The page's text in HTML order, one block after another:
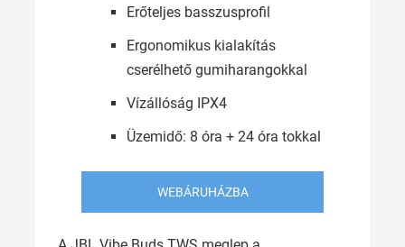
Erőteljes basszusprofil
Ergonomikus kialakítás
cserélhető gumiharangokkal
Vízállóság IPX4
Üzemidő: 8 óra + 24 óra tokkal
WEBÁRUHÁZBA